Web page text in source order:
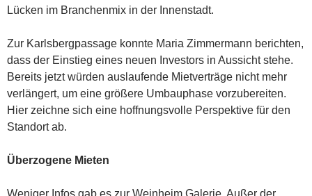
Lücken im Branchenmix in der Innenstadt.
Zur Karlsbergpassage konnte Maria Zimmermann berichten,
dass der Einstieg eines neuen Investors in Aussicht stehe.
Bereits jetzt würden auslaufende Mietverträge nicht mehr
verlängert, um eine größere Umbauphase vorzubereiten.
Hier zeichne sich eine hoffnungsvolle Perspektive für den
Standort ab.
Überzogene Mieten
Weniger Infos gab es zur Weinheim Galerie. Außer der